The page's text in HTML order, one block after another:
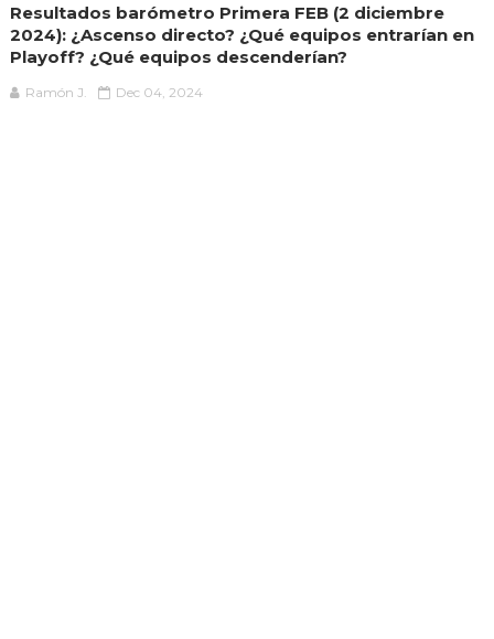
Resultados barómetro Primera FEB (2 diciembre
2024): ¿Ascenso directo? ¿Qué equipos entrarían en
Playoff? ¿Qué equipos descenderían?
Ramón J. Dec 04, 2024